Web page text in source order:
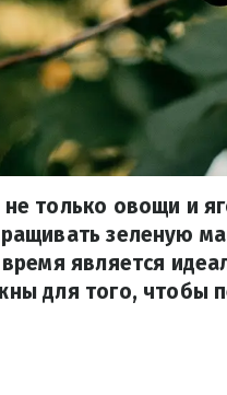
только овощи и
зеленую
является
для того, чтобы